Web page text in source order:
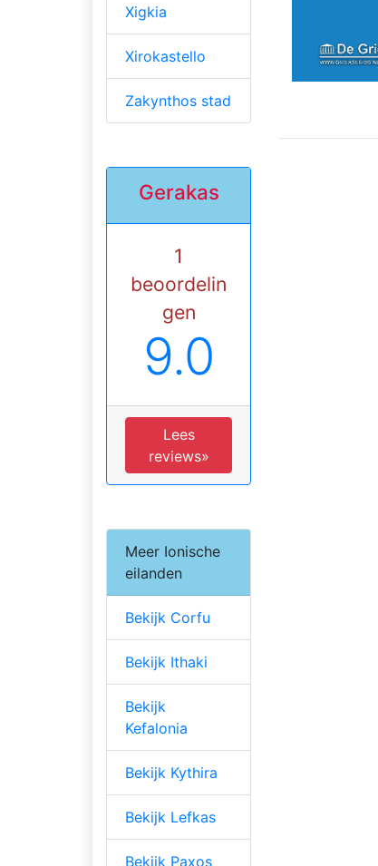
Xigkia
Xirokastello
Zakynthos stad
Gerakas
1
beoordelin
gen
9.0
Lees
reviews»
Meer Ionische
eilanden
Bekijk Corfu
Bekijk Ithaki
Bekijk
Kefalonia
Bekijk Kythira
Bekijk Lefkas
Bekijk Paxos